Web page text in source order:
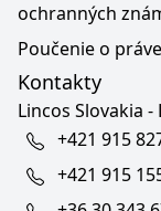
ochranných
Poučenie o
Kontakty
Lincos Slovakia -
+421 915
+421 915